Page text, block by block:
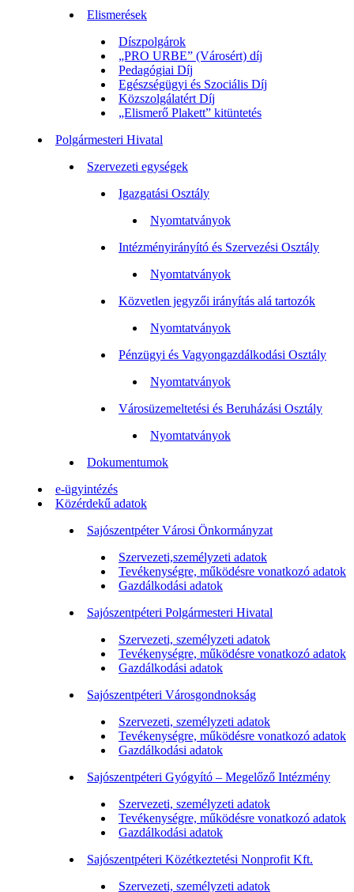
Elismerések
Díszpolgárok
„PRO URBE” (Városért) díj
Pedagógiai Díj
Egészségügyi és Szociális Díj
Közszolgálatért Díj
„Elismerő Plakett” kitüntetés
Polgármesteri Hivatal
Szervezeti egységek
Igazgatási Osztály
Nyomtatványok
Intézményirányító és Szervezési Osztály
Nyomtatványok
Közvetlen jegyzői irányítás alá tartozók
Nyomtatványok
Pénzügyi és Vagyongazdálkodási Osztály
Nyomtatványok
Városüzemeltetési és Beruházási Osztály
Nyomtatványok
Dokumentumok
e-ügyintézés
Közérdekű adatok
Sajószentpéter Városi Önkormányzat
Szervezeti,személyzeti adatok
Tevékenységre, működésre vonatkozó adatok
Gazdálkodási adatok
Sajószentpéteri Polgármesteri Hivatal
Szervezeti, személyzeti adatok
Tevékenységre, működésre vonatkozó adatok
Gazdálkodási adatok
Sajószentpéteri Városgondnokság
Szervezeti, személyzeti adatok
Tevékenységre, működésre vonatkozó adatok
Gazdálkodási adatok
Sajószentpéteri Gyógyító – Megelőző Intézmény
Szervezeti, személyzeti adatok
Tevékenységre, működésre vonatkozó adatok
Gazdálkodási adatok
Sajószentpéteri Közétkeztetési Nonprofit Kft.
Szervezeti, személyzeti adatok